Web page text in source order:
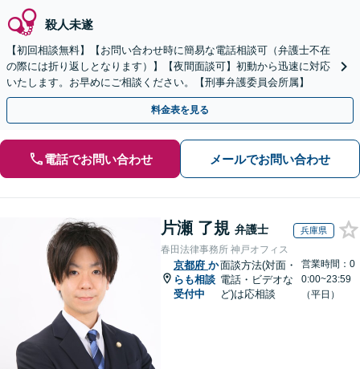
殺人未遂
【初回相談無料】【お問い合わせ時に簡易な電話相談可（弁護士不在
の際には折り返しとなります）】【夜間面談可】初動から迅速に対応
いたします。お早めにご相談ください。【刑事弁護委員会所属】
料金表を見る
電話でお問い合わせ メールでお問い合わせ
片瀬 了規 弁護士 兵庫県
春田法律事務所 神戸オフィス
京都府 か
らも相談
受付中
面談方法(対面・
電話・ビデオな
ど)は応相談
営業時間：0
0:00~23:59
（平日）